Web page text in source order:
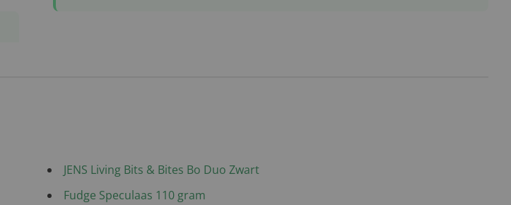
JENS Living Bits & Bites Bo Duo Zwart
Fudge Speculaas 110 gram